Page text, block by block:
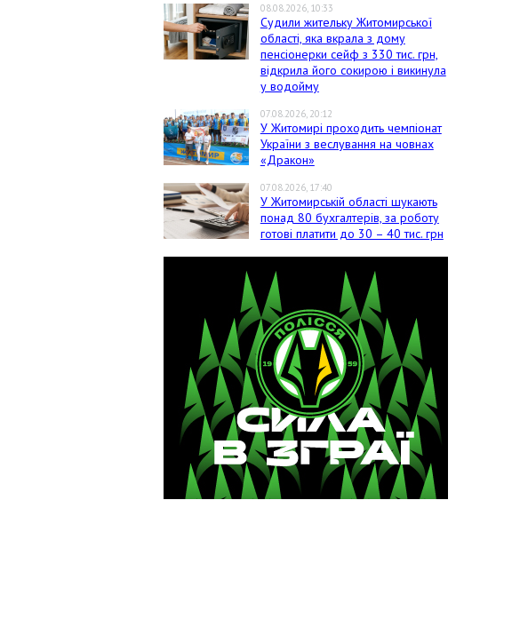
08.08.2026, 10:33
Судили жительку Житомирської
області, яка вкрала з дому
пенсіонерки сейф з 330 тис. грн,
відкрила його сокирою і викинула
у водойму
07.08.2026, 20:12
У Житомирі проходить чемпіонат
України з веслування на човнах
«Дракон»
07.08.2026, 17:40
У Житомирській області шукають
понад 80 бухгалтерів, за роботу
готові платити до 30 – 40 тис. грн